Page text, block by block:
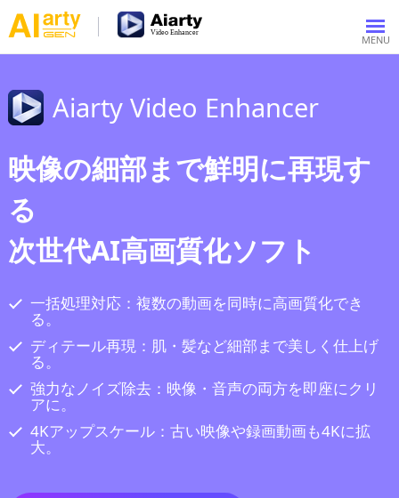
Aiarty Video Enhancer
映像の細部まで鮮明に再現す
る
次世代AI高画質化ソフト
一括処理対応：複数の動画を同時に高画質化でき
る。
ディテール再現：肌・髪など細部まで美しく仕上げ
る。
強力なノイズ除去：映像・音声の両方を即座にクリ
アに。
4Kアップスケール：古い映像や録画動画も4Kに拡
大。